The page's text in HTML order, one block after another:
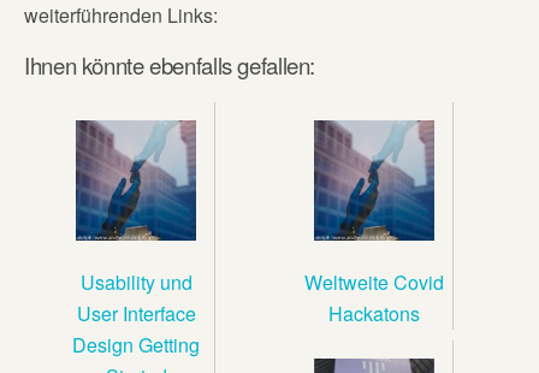
weiterführenden Links:
Ihnen könnte ebenfalls gefallen:
Usability und
User Interface
Design Getting
Weltweite Covid
Hackatons